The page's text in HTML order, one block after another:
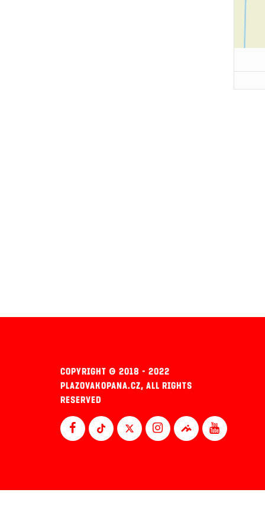
COPYRIGHT © 2018 - 2022
PLAZOVAKOPANA.CZ, ALL RIGHTS
RESERVED